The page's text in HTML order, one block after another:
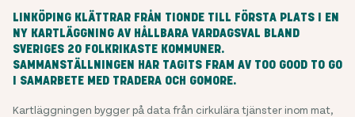
LINKÖPING KLÄTTRAR FRÅN TIONDE TILL FÖRSTA PLATS I EN
NY KARTLÄGGNING AV HÅLLBARA VARDAGSVAL BLAND
SVERIGES 20 FOLKRIKASTE KOMMUNER.
SAMMANSTÄLLNINGEN HAR TAGITS FRAM AV TOO GOOD TO GO
I SAMARBETE MED TRADERA OCH GOMORE.
Kartläggningen bygger på data från cirkulära tjänster inom mat,